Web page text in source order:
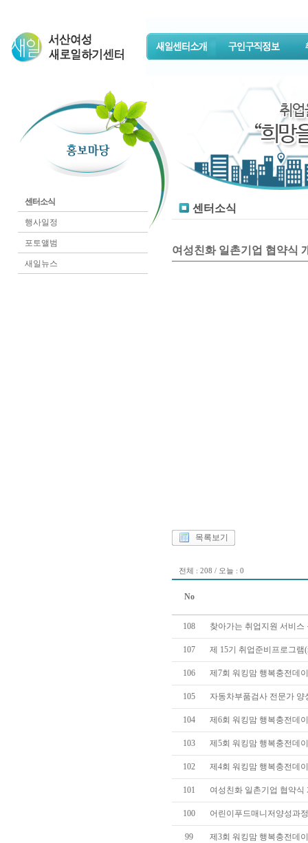
센터소식
행사일정
포토앨범
새일뉴스
센터소식
여성친화 일촌기업 협약식
목록보기
전체 : 208 / 오늘 : 0
No
108 찾아가는 취업지원 서비스
107 제 15기 취업준비프로그램
106 제7회 워킹맘 행복충전데
105 자동차부품검사 전문가 양
104 제6회 워킹맘 행복충전데
103 제5회 워킹맘 행복충전데
102 제4회 워킹맘 행복충전데
101 여성친화 일촌기업 협약식
100 어린이푸드매니저양성과
99 제3회 워킹맘 행복충전데